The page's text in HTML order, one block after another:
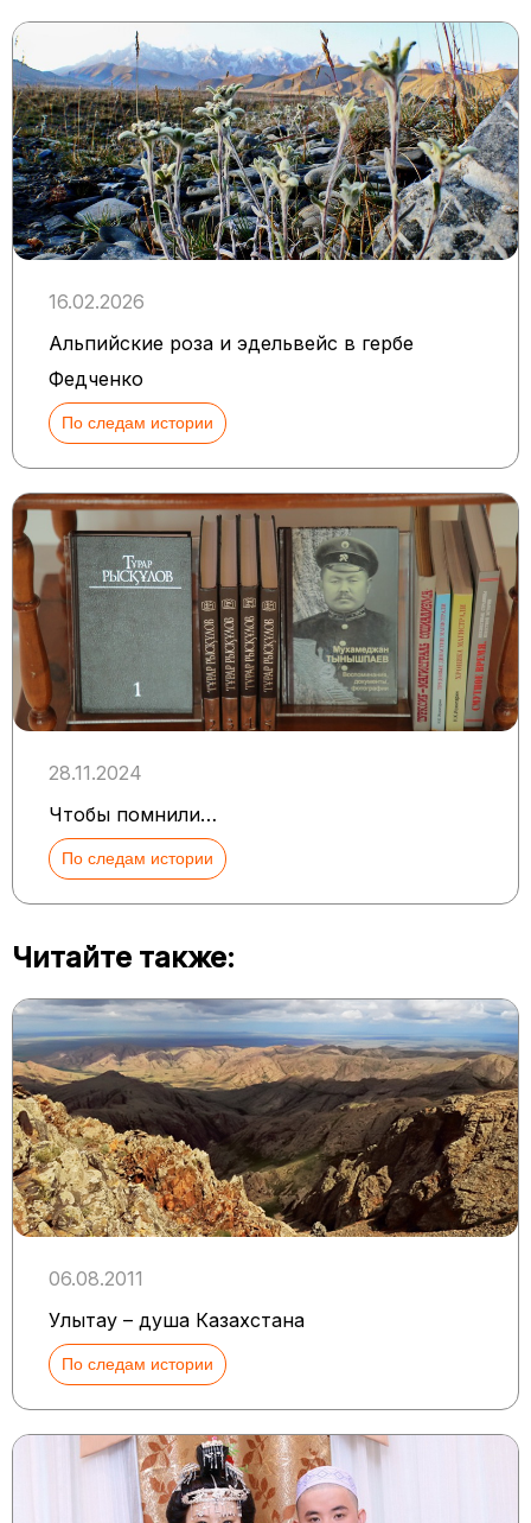
16.02.2026
Альпийские роза и эдельвейс в гербе
Федченко
По следам истории
28.11.2024
Чтобы помнили…
По следам истории
Читайте также:
06.08.2011
Улытау – душа Казахстана
По следам истории